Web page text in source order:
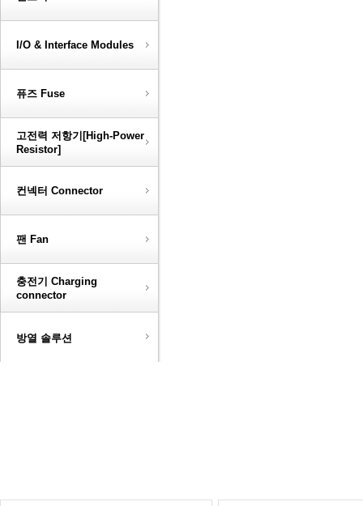
I/O & Interface Modules
퓨즈 Fuse
고전력 저항기[High-Power
Resistor]
컨넥터 Connector
팬 Fan
충전기 Charging
connector
방열 솔루션